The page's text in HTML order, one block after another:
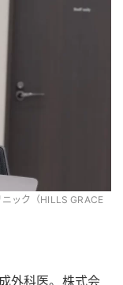
ック（HILLS GRACE
外科医。株式会